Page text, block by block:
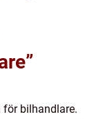
för bilhandlare.